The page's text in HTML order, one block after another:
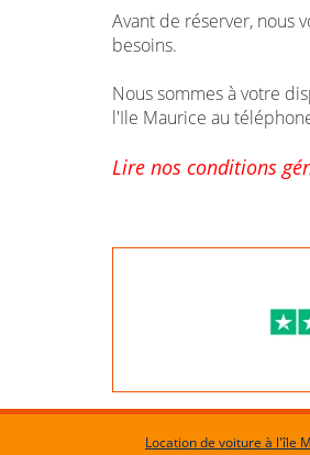
Avant de réserver, nous
besoins.
Nous sommes à votre
l'Ile Maurice au
Lire nos conditions
Location de voiture à l'île